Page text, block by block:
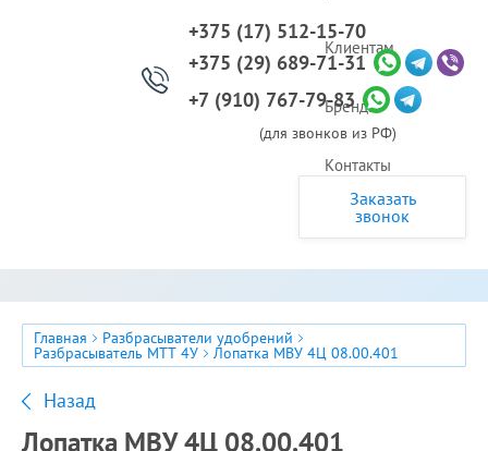
Клиентам
Бренды
Контакты
+375 (17) 512-15-70
+375 (29) 689-71-31
+7 (910) 767-79-83
(для звонков из РФ)
Заказать
звонок
Главная Разбрасыватели удобрений
Разбрасыватель МТТ 4У Лопатка МВУ 4Ц 08.00.401
Назад
Лопатка МВУ 4Ц 08.00.401